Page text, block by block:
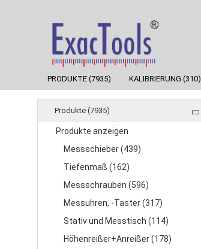
PRODUKTE (7935) KALIBRIERUNG (310)
Produkte (7935)
Produkte anzeigen
Messschieber (439)
Tiefenmaß (162)
Messschrauben (596)
Messuhren, -Taster (317)
Stativ und Messtisch (114)
Höhenreißer+Anreißer (178)